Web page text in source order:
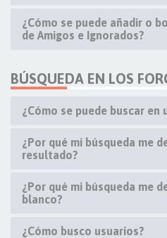
¿Cómo se puede añadir o
de Amigos e Ignorados?
BÚSQUEDA EN LOS
¿Cómo se puede buscar
¿Por qué mi búsqueda me
resultado?
¿Por qué mi búsqueda me
blanco?
¿Cómo busco usuarios?